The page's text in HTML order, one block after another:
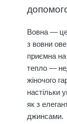
Вовна — це
з вовни
приємна на
тепло —
жіночого
настільки
як з
джинсами.